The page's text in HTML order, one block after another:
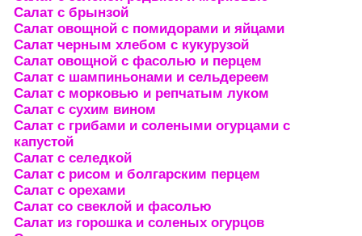
Салат с брынзой
Салат овощной с помидорами и яйцами
Салат черным хлебом с кукурузой
Салат овощной с фасолью и перцем
Салат с шампиньонами и сельдереем
Салат с морковью и репчатым луком
Салат с сухим вином
Салат с грибами и солеными огурцами с
капустой
Салат с селедкой
Салат с рисом и болгарским перцем
Салат с орехами
Салат со свеклой и фасолью
Салат из горошка и соленых огурцов